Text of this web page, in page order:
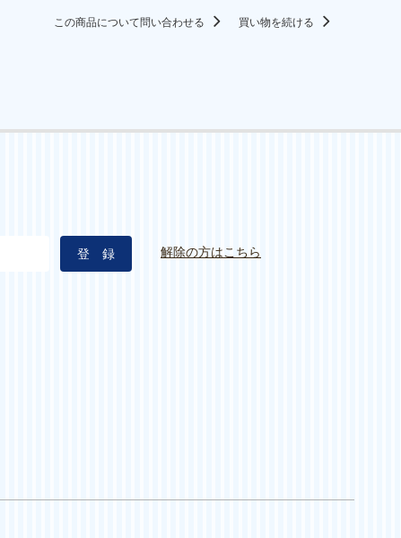
この商品について問い合わせる 買い物を続ける
解除の方はこちら